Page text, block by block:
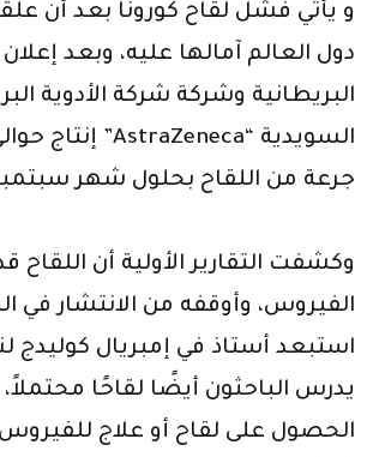
و يأتي فشل لقاح كورونا بعد أن
دول العالم آمالها عليه، وبعد
البريطانية وشركة شركة الأدوية
جرعة من اللقاح بحلول شهر
وكشفت التقارير الأولية أن
الفيروس، وأوقفه من الانتشار في
استبعد أستاذ في إمبريال كوليدج
يدرس الباحثون أيضًا لقاحًا محتملاً،
الحصول على لقاح أو علاج